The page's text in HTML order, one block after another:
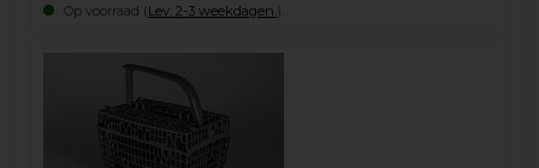
Op voorraad (Lev. 2-3 weekdagen. ).